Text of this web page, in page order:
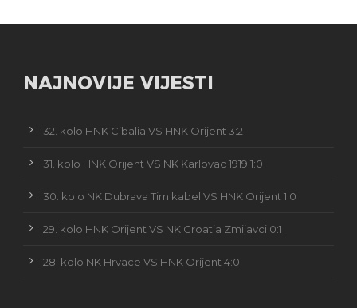
NAJNOVIJE VIJESTI
32. kolo HNK Cibalia VS HNK Orijent 3:2
31. kolo HNK Orijent VS NK Karlovac 1919 1:0
30. kolo NK Dubrava Tim kabel VS HNK Orijent 1:0
29. kolo HNK Orijent VS NK Croatia Zmijavci 0:1
28. kolo NK Hrvace VS HNK Orijent 4:0